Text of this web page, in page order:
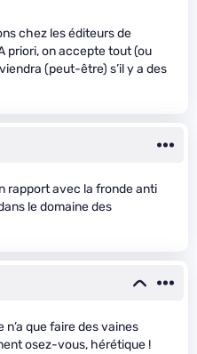
chez les éditeurs de
priori, on accepte tout (ou
(peut-être) s’il y a des
rapport avec la fronde anti
le domaine des
que faire des vaines
osez-vous, hérétique !